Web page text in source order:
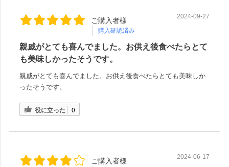
ご購入者様
購入確認済み
2024-09-27
親戚がとても喜んでました。お供え後食べたらとて
も美味しかったそうです。
親戚がとても喜んでました。お供え後食べたらとても美味しか
ったそうです。
役に立った 0
ご購入者様 2024-06-17